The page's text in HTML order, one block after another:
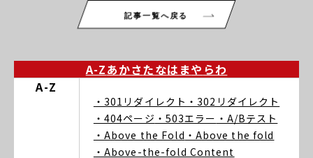
記事一覧へ戻る
A-Zあかさたなは まや らわ
A-Z
・301リダイレクト ・302リダイレクト
・404ページ ・503エラー ・A/Bテスト
・Above the Fold ・Above the fold
・Above-the-fold Content